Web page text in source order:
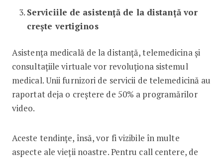
Serviciile de asistență de la distanță vor
crește vertiginos
Asistența medicală de la distanță, telemedicina și
consultațiile virtuale vor revoluționa sistemul
medical. Unii furnizori de servicii de telemedicină au
raportat deja o creștere de 50% a programărilor
video.
Aceste tendințe, însă, vor fi vizibile în multe
aspecte ale vieții noastre. Pentru call centere, de